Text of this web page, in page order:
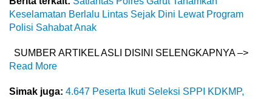
Keselamatan Berlalu Lintas Sejak Dini Lewat Program
Polisi Sahabat Anak
SUMBER ARTIKEL ASLI DISINI SELENGKAPNYA –>
Read More
Simak juga: 4.647 Peserta Ikuti Seleksi SPPI KDKMP,